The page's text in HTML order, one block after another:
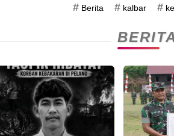
#Berita #kalbar #